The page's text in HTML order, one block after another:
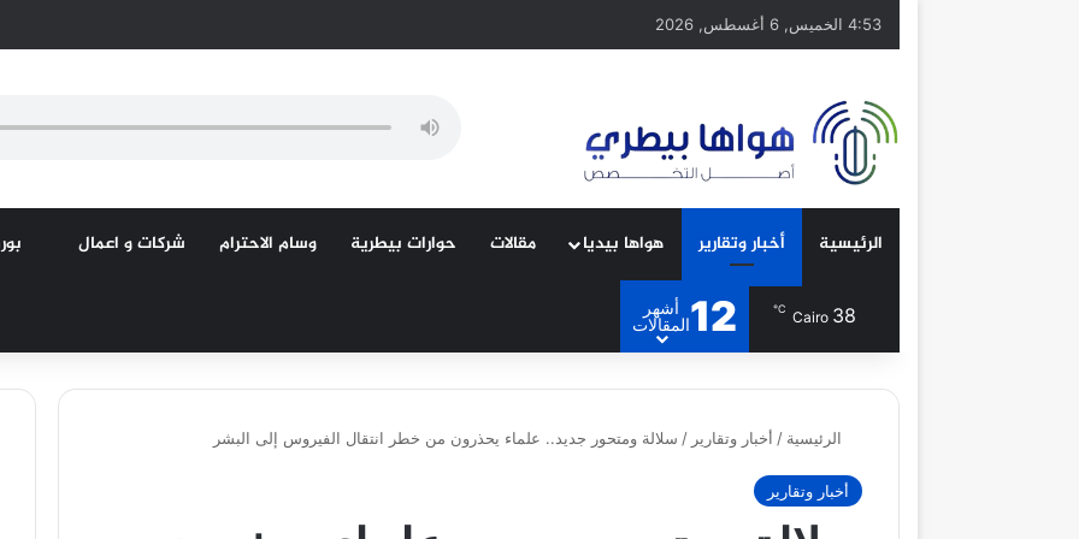
4:53 الخميس, 6 أغسطس, 2026
الرئيسية أخبار وتقارير هواها بيديا مقالات حوارات بيطرية وسام الاحترام شركات و اعمال
Cairo 38
℃
12
أشهر
المقالات
الرئيسية / أخبار وتقارير / سلالة ومتحور جديد.. علماء يحذرون من خطر انتقال الفيروس إلى البشر
أخبار وتقارير